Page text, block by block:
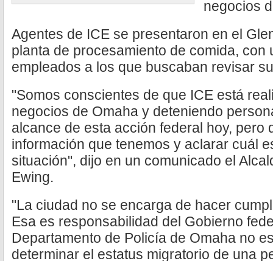
negocios
Agentes de ICE se presentaron en el
planta de procesamiento de comida, con
empleados a los que buscaban revisar
"Somos conscientes de que ICE está
negocios de Omaha y deteniendo
alcance de esta acción federal hoy, pero
información que tenemos y aclarar cuál
situación", dijo en un comunicado el
Ewing.
"La ciudad no se encarga de hacer
Esa es responsabilidad del Gobierno
Departamento de Policía de Omaha no
determinar el estatus migratorio de una